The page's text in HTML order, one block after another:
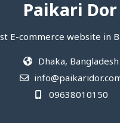
Paikari Dor
E-commerce website in
Dhaka, Bangladesh
09638010150